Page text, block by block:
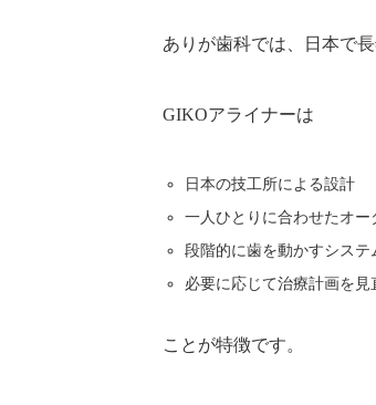
ありが歯科では、日本で
GIKOアライナーは
日本の技工所による設計
一人ひとりに合わせたオー
段階的に歯を動かすシステ
必要に応じて治療計画を見
ことが特徴です。